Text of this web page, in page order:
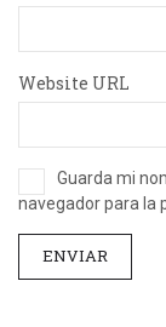
Website URL
Guarda mi
navegador para la